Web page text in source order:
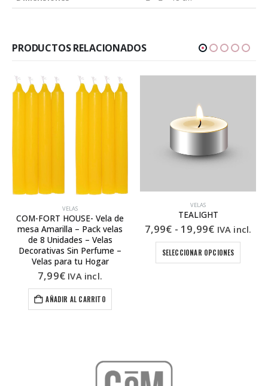
PRODUCTOS RELACIONADOS
VELAS
COM-FORT HOUSE- Vela de
mesa Amarilla – Pack velas
de 8 Unidades – Velas
Decorativas Sin Perfume –
Velas para tu Hogar
7,99€ IVA incl.
AÑADIR AL CARRITO
VELAS
TEALIGHT
7,99€ - 19,99€Rango
precios:
desde
7,99€
IVA incl.
SELECCIONAR OPCIONES
Este producto tiene múltiples variantes. Las opciones se pueden elegir en